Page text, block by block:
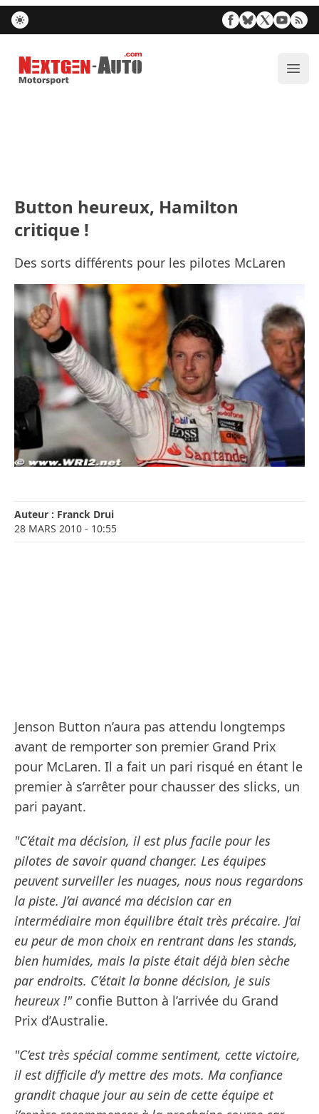
Nextgen-Auto.com
Button heureux, Hamilton
critique !
Des sorts différents pour les pilotes McLaren
Auteur : Franck Drui
28 MARS 2010 - 10:55
Jenson Button n’aura pas attendu longtemps
avant de remporter son premier Grand Prix
pour McLaren. Il a fait un pari risqué en étant le
premier à s’arrêter pour chausser des slicks, un
pari payant.
"C’était ma décision, il est plus facile pour les
pilotes de savoir quand changer. Les équipes
peuvent surveiller les nuages, nous nous regardons
la piste. J’ai avancé ma décision car en
intermédiaire mon équilibre était très précaire. J’ai
eu peur de mon choix en rentrant dans les stands,
bien humides, mais la piste était déjà bien sèche
par endroits. C’était la bonne décision, je suis
heureux !"confie Button à l’arrivée du Grand
Prix d’Australie.
"C’est très spécial comme sentiment, cette victoire,
il est difficile d’y mettre des mots. Ma confiance
grandit chaque jour au sein de cette équipe et